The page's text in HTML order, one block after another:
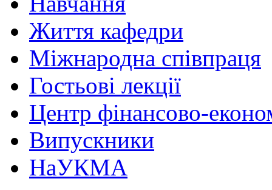
Життя кафедри
Міжнародна співпраця
Гостьові лекції
Центр фінансово-
Випускники
НаУКМА